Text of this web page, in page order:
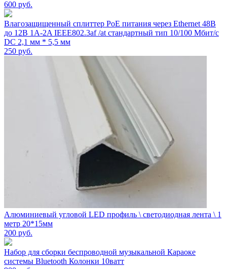
600 руб.
Влагозащищенный сплиттер PoE питания через Ethernet 48В
до 12В 1A-2A IEEE802.3af /at стандартный тип 10/100 Мбит/с
DC 2,1 мм * 5,5 мм
250 руб.
Алюминиевый угловой LED профиль \ светодиодная лента \ 1
метр 20*15мм
200 руб.
Набор для сборки беспроводной музыкальной Караоке
системы Bluetooth Колонки 10ватт